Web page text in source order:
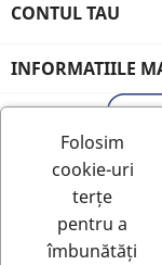
CONTUL TAU
INFORMATIILE
Folosim
cookie-uri
terțe
pentru a
îmbunătăți